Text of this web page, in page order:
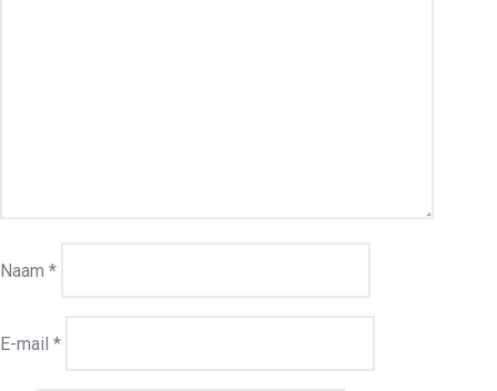
Naam *
E-mail *